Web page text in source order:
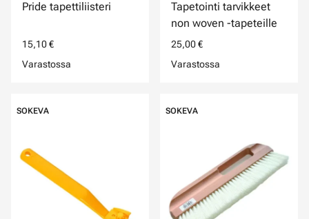
Pride tapettiliisteri
15,10 €
Varastossa
Tapetointi tarvikkeet
non woven -tapeteille
25,00 €
Varastossa
SOKEVA SOKEVA